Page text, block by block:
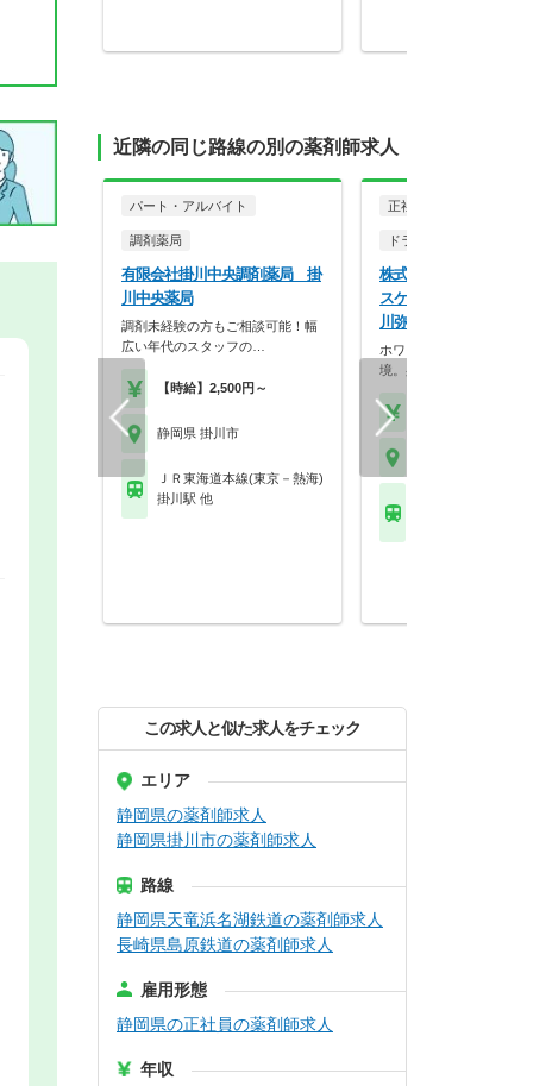
近隣の同じ路線の別の薬剤師求人
パート・アルバイト
調剤薬局
有限会社掛川中央調剤薬局 掛
川中央薬局
調剤未経験の方もご相談可能！幅
広い年代のスタッフの…
【時給】2,500円～
静岡県 掛川市
ＪＲ東海道本線(東京－熱海)
掛川駅 他
正社員
ドラッグストア（調剤併設
株式会社ココカラファイ
スケア ココカラファイ
川弥生店
ホワイト500認定のクリーン
境。身だしなみの自…
この求人と似た求人をチェック
エリア
静岡県の薬剤師求人
静岡県掛川市の薬剤師求人
路線
静岡県天竜浜名湖鉄道の薬剤師求人
長崎県島原鉄道の薬剤師求人
雇用形態
静岡県の正社員の薬剤師求人
年収